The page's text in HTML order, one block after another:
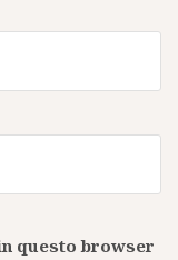
questo browser